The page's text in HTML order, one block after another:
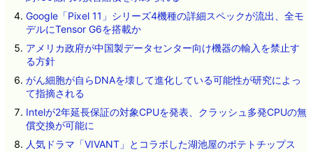
Google「Pixel 11」シリーズ4機種の詳細スペックが流出、全モ
デルにTensor G6を搭載か
アメリカ政府が中国製データセンター向け機器の輸入を禁止す
る方針
がん細胞が自らDNAを壊して進化している可能性が研究によっ
て指摘される
Intelが2年延長保証の対象CPUを発表、クラッシュ多発CPUの無
償交換が可能に
人気ドラマ「VIVANT」とコラボした湖池屋のポテトチップス